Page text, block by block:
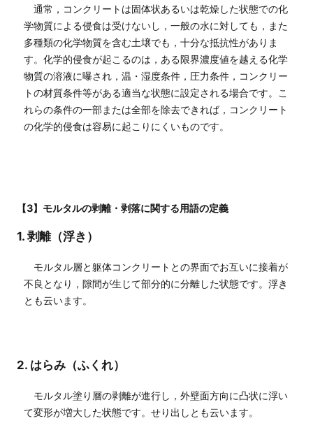
通常，コンクリートは固体状あるいは乾燥した状態での化
学物質による侵食は受けないし，一般の水に対しても，また
多種類の化学物質を含む土壌でも，十分な抵抗性がありま
す。化学的侵食が起こるのは，ある限界濃度値を越える化学
物質の溶液に曝され，温・湿度条件，圧力条件，コンクリー
トの材質条件等がある適当な状態に設定される場合です。こ
れらの条件の一部または全部を除去できれば，コンクリート
の化学的侵食は容易に起こりにくいものです。
【3】モルタルの剥離・剥落に関する用語の定義
1. 剥離（浮き）
モルタル層と躯体コンクリートとの界面でお互いに接着が
不良となり，隙間が生じて部分的に分離した状態です。浮き
とも云います。
2. はらみ（ふくれ）
モルタル塗り層の剥離が進行し，外壁面方向に凸状に浮い
て変形が増大した状態です。せり出しとも云います。